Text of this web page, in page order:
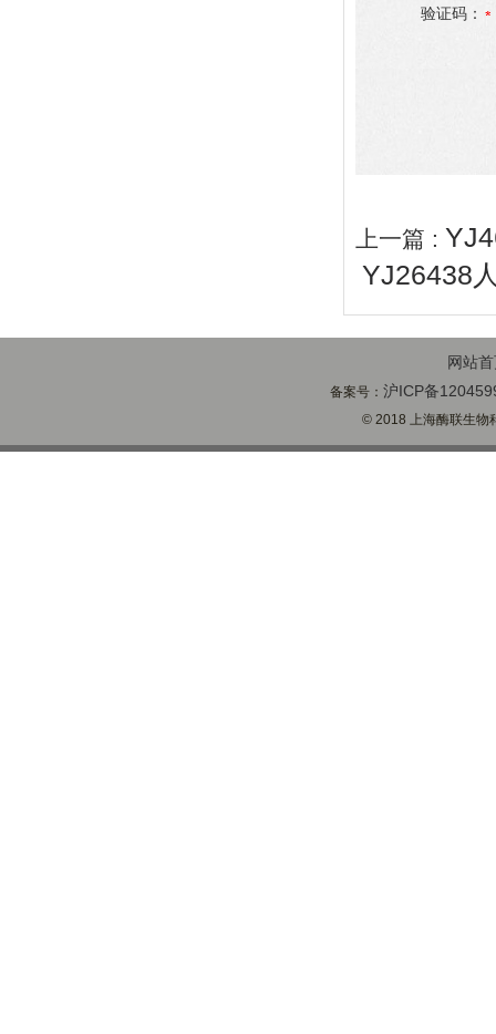
验证码：
上一篇 :
YJ26438
网站
备案号：沪ICP备
© 2018 上海酶联生物